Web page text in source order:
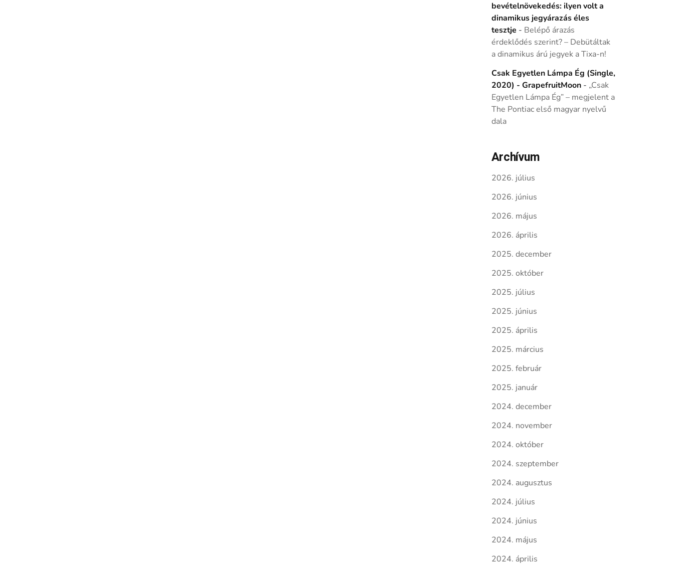
bevételnövekedés: ilyen volt a
dinamikus jegyárazás éles
tesztje - Belépő árazás
érdeklődés szerint? – Debütáltak
a dinamikus árú jegyek a Tixa-n!
Csak Egyetlen Lámpa Ég (Single,
2020) - GrapefruitMoon- „Csak
Egyetlen Lámpa Ég” – megjelent a
The Pontiac első magyar nyelvű
dala
Archívum
2026. július
2026. június
2026. május
2026. április
2025. december
2025. október
2025. július
2025. június
2025. április
2025. március
2025. február
2025. január
2024. december
2024. november
2024. október
2024. szeptember
2024. augusztus
2024. július
2024. június
2024. május
2024. április